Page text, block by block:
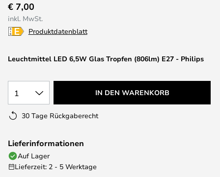
Anfang
der
Bildgalerie
Leuchtmittel LED 6,5W Glas Tropfen (806lm) E27 - Philips
€ 7,00
inkl. MwSt.
Produktdatenblatt
1 IN DEN WARENKORB
30 Tage Rückgaberecht
Lieferinformationen
Auf Lager
Lieferzeit: 2 - 5 Werktage